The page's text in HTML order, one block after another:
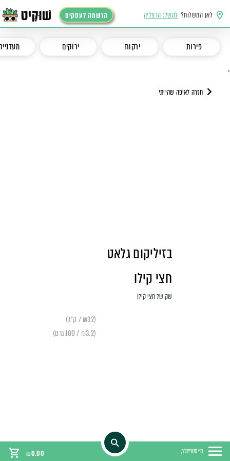
לאן המשלוח? למשל: הרצליה הרשמה לעסקים
פירות ירקות ירוקים
>
חזרה לאיפה שהייתי
בזיליקום גלאט
חצי קילו
שק של חצי קילו
(₪32 / ק"ג)
(₪3.2 / 100 גרם)
היי סטריינג'ר, ₪0.00